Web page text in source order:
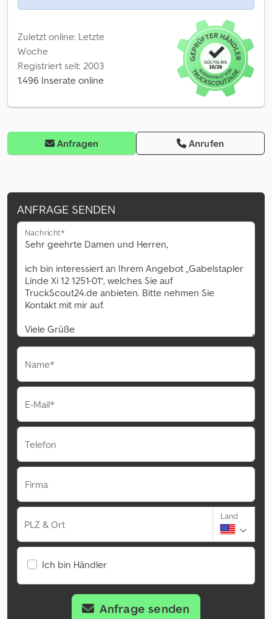
Zuletzt online: Letzte
Woche
Registriert seit: 2003
1.496 Inserate online
Anfragen Anrufen
ANFRAGE SENDEN
Nachricht*
Name*
E-Mail*
Telefon
Firma
PLZ & Ort
Land
Ich bin Händler
Anfrage senden